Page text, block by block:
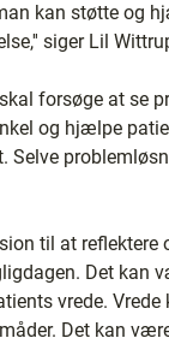
kan støtte og
siger Lil
forsøge at se
og hjælpe
Selve
til at reflektere
Det kan
vrede. Vrede
Det kan